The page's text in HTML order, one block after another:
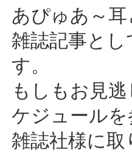
あぴゅあ～
雑誌記事と
す。
もしもお見
ケジュール
雑誌社様に